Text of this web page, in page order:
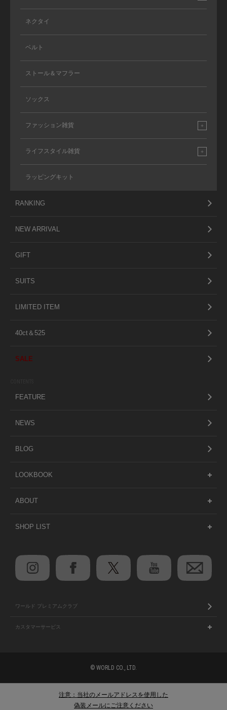
ネクタイ
ベルト
ストール＆マフラー
ソックス
ファッション雑貨
ライフスタイル雑貨
ラッピングキット
RANKING
NEW ARRIVAL
GIFT
SUITS
LIMITED ITEM
40ct＆525
SALE
FEATURE
NEWS
BLOG
LOOKBOOK
ABOUT
SHOP LIST
ワールド プレミアムクラブ
カスタマーサービス
© WORLD CO., LTD.
注意：当社のメールアドレスを使用した
偽装メールにご注意ください